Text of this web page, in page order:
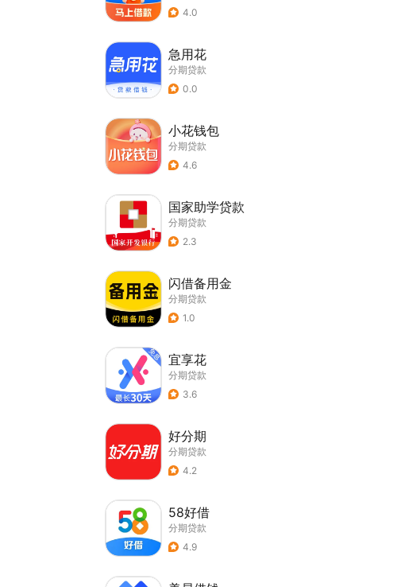
4.0
急用花
分期贷款
0.0
小花钱包
分期贷款
4.6
国家助学贷款
分期贷款
2.3
闪借备用金
分期贷款
1.0
宜享花
分期贷款
3.6
好分期
分期贷款
4.2
58好借
分期贷款
4.9